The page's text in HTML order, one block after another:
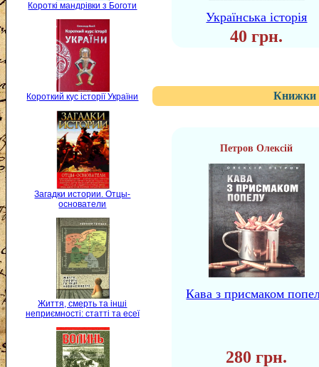
Короткі мандрівки з Боготи
Короткий кус історії України
Загадки истории. Отцы-
основатели
Життя, смерть та інші
неприємності: статті та есеї
Українська історія
40 грн.
Книжки
Петров Олексій
Кава з присмаком
280 грн.